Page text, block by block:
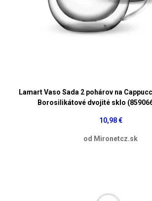
Lamart Vaso Sada 2 pohárov na
Borosilikátové dvojité sklo
10,98 €
od Mironetcz.sk